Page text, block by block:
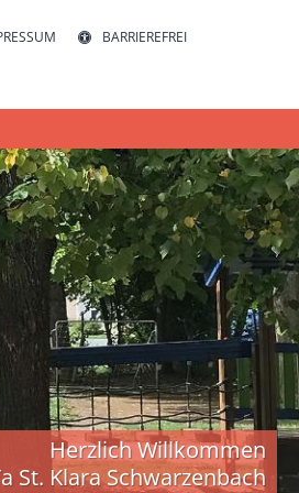
BARRIEREFREI
Herzlich Willkommen
St. Klara Schwarzenbach